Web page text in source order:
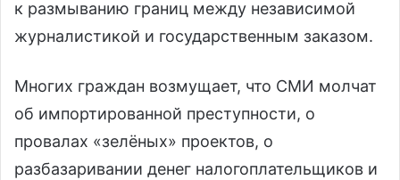
к размыванию границ между независимой
журналистикой и государственным заказом.
Многих граждан возмущает, что СМИ молчат
об импортированной преступности, о
провалах «зелёных» проектов, о
разбазаривании денег налогоплательщиков и